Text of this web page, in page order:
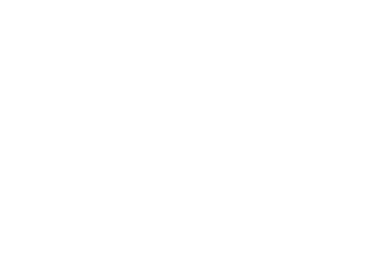
Krankenhaus entlassen werden.
unseren globalen Stellenmarkt nach interessanten Stellenprofilen.